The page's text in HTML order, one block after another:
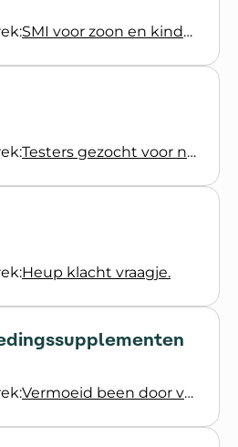
SMI voor zoon en kinderopvangondersteuning
Testers gezocht voor nieuw loophulpmiddel (exoskelet)
Heup klacht vraagje.
Vermoeid been door voeding?